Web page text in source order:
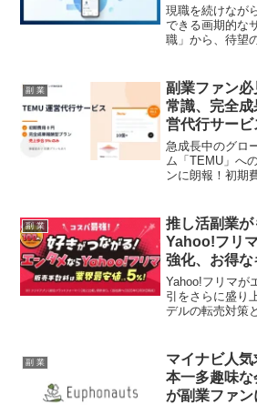
現職を続けなが
できる画期的な
職」から、待望
します。あなた
と身近になりま
副 業
副業ファン
常識、完全
営代行サービ
急成長中のグロ
ム「TEMU」へ
ンに朗報！初期
コンサルティン
されました。リ
市場で活躍する
う！
副 業
推し活副業が
Yahoo!フリ
強化、お得
ンを徹底応援
Yahoo!フリマが
引をさらに盛り
デルの転売対策
な最新情報をお
副 業
マイナビ人気
本一多趣味
が副業ファ